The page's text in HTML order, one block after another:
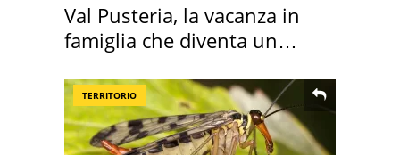
Val Pusteria, la vacanza in
famiglia che diventa un
TERRITORIO